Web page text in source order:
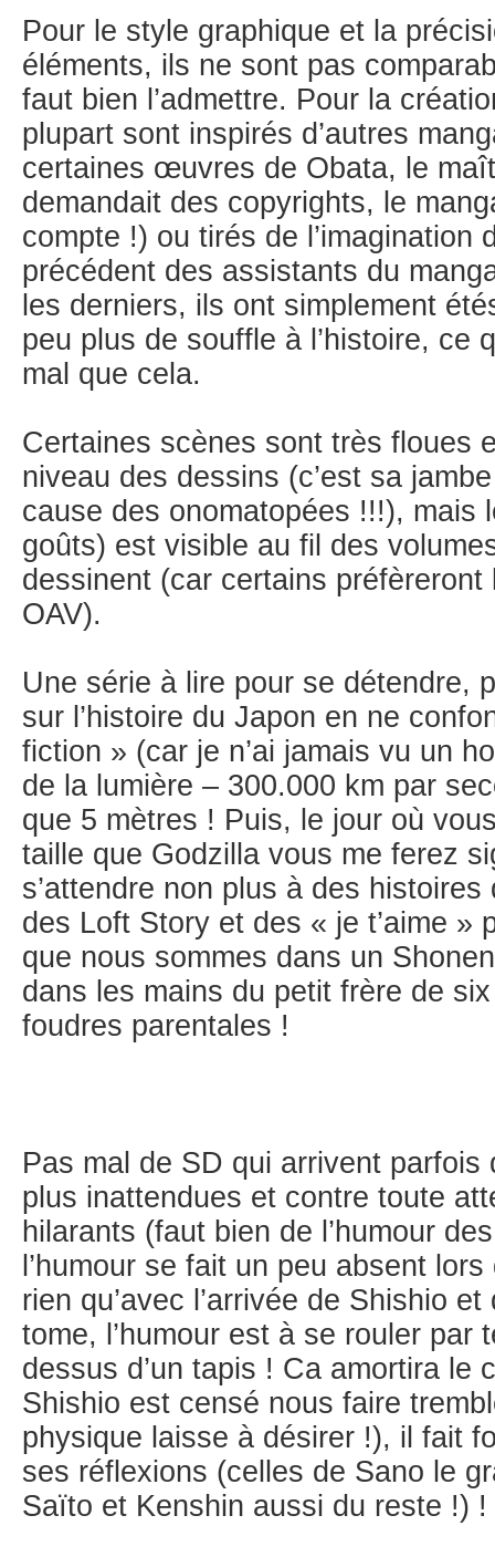
Pour le style graphique et la
éléments, ils ne sont pas
faut bien l’admettre. Pour la
plupart sont inspirés d’autres
certaines œuvres de Obata, le
demandait des copyrights, le
compte !) ou tirés de l’imagination
précédent des assistants du
les derniers, ils ont simplement
peu plus de souffle à l’histoire, ce
mal que cela.
Certaines scènes sont très floues
niveau des dessins (c’est sa
cause des onomatopées !!!), mais
goûts) est visible au fil des
dessinent (car certains préfèreront
OAV).
Une série à lire pour se détendre,
sur l’histoire du Japon en ne
fiction » (car je n’ai jamais vu un
de la lumière – 300.000 km par
que 5 mètres ! Puis, le jour où
taille que Godzilla vous me ferez
s’attendre non plus à des histoires
des Loft Story et des « je t’aime »
que nous sommes dans un
dans les mains du petit frère de
foudres parentales !
Pas mal de SD qui arrivent
plus inattendues et contre toute
hilarants (faut bien de l’humour
l’humour se fait un peu absent
rien qu’avec l’arrivée de Shishio
tome, l’humour est à se rouler par
dessus d’un tapis ! Ca amortira le
Shishio est censé nous faire
physique laisse à désirer !), il fait
ses réflexions (celles de Sano le
Saïto et Kenshin aussi du reste !) !